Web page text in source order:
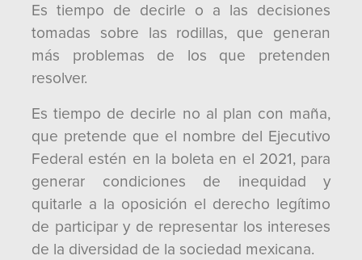
Es tiempo de decirle o a las decisiones
tomadas sobre las rodillas, que generan
más problemas de los que pretenden
resolver.
Es tiempo de decirle no al plan con maña,
que pretende que el nombre del Ejecutivo
Federal estén en la boleta en el 2021, para
generar condiciones de inequidad y
quitarle a la oposición el derecho legítimo
de participar y de representar los intereses
de la diversidad de la sociedad mexicana.